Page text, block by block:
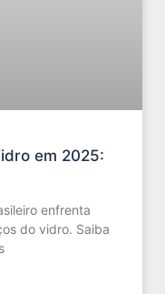
em 2025:
enfrenta
do vidro. Saiba